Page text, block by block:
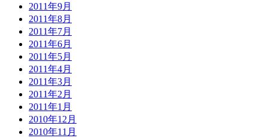
2011年9月
2011年8月
2011年7月
2011年6月
2011年5月
2011年4月
2011年3月
2011年2月
2011年1月
2010年12月
2010年11月